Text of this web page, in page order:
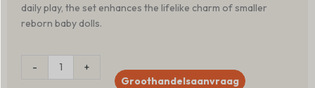
daily play, the set enhances the lifelike charm of smaller
reborn baby dolls.
-
+
Groothandelsaanvraag